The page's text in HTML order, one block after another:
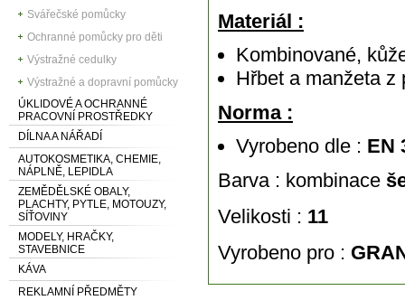
Svářečské pomůcky
Ochranné pomůcky pro děti
Výstražné cedulky
Výstražné a dopravní pomůcky
ÚKLIDOVÉ A OCHRANNÉ
PRACOVNÍ PROSTŘEDKY
DÍLNA A NÁŘADÍ
AUTOKOSMETIKA, CHEMIE,
NÁPLNĚ, LEPIDLA
ZEMĚDĚLSKÉ OBALY,
PLACHTY, PYTLE, MOTOUZY,
SÍŤOVINY
MODELY, HRAČKY,
STAVEBNICE
KÁVA
REKLAMNÍ PŘEDMĚTY
Materiál :
Kombinované,
Hřbet a manžeta z
Norma :
Vyrobeno dle : EN
Barva : kombinace
Velikosti : 11
Vyrobeno pro :